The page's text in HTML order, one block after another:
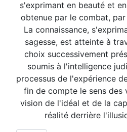
s'exprimant en beauté et
obtenue par le combat,
La connaissance,
sagesse, est atteinte à
choix successivement
soumis à l'intelligence
processus de l'expérience
fin de compte le sens des
vision de l'idéal et de la
réalité derrière